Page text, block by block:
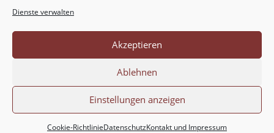
Dienste verwalten
Akzeptieren
Ablehnen
Einstellungen anzeigen
Cookie-RichtlinieDatenschutzKontakt und Impressum